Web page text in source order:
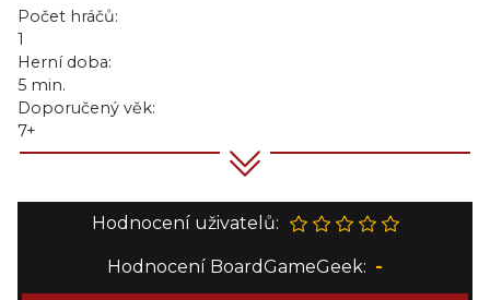
Počet hráčů:
1
Herní doba:
5 min.
Doporučený věk:
7+
Hodnocení uživatelů:
Hodnocení BoardGameGeek: -